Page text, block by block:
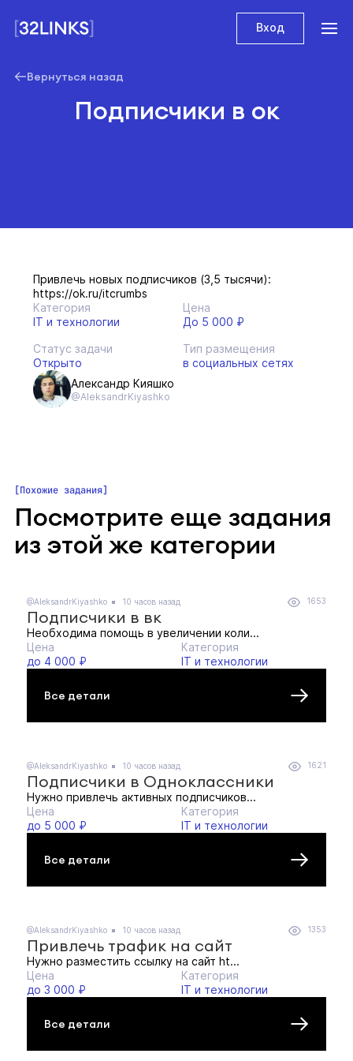
Вход
Вернуться назад
Подписчики в ок
Привлечь новых подписчиков (3,5 тысячи):
https://ok.ru/itcrumbs
Категория
IT и технологии
Цена
До 5 000 ₽
Статус задачи
Открыто
Тип размещения
в социальных сетях
Александр Кияшко
@AleksandrKiyashko
Похожие задания
Посмотрите еще задания
из этой же категории
@AleksandrKiyashko 10 часов назад 1653
Подписчики в вк
Необходима помощь в увеличении коли...
Цена
до 4 000 ₽
Категория
IT и технологии
Все детали
@AleksandrKiyashko 10 часов назад 1621
Подписчики в Одноклассники
Нужно привлечь активных подписчиков...
Цена
до 5 000 ₽
Категория
IT и технологии
Все детали
@AleksandrKiyashko 10 часов назад 1353
Привлечь трафик на сайт
Нужно разместить ссылку на сайт ht...
Цена
до 3 000 ₽
Категория
IT и технологии
Все детали